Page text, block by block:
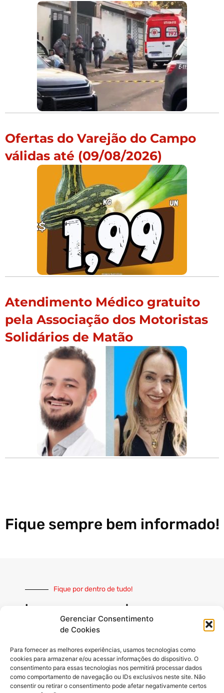
Gerenciar Consentimento
de Cookies
Para fornecer as melhores experiências, usamos tecnologias como
cookies para armazenar e/ou acessar informações do dispositivo. O
consentimento para essas tecnologias nos permitirá processar dados
como comportamento de navegação ou IDs exclusivos neste site. Não
consentir ou retirar o consentimento pode afetar negativamente certos
Ofertas do Varejão do Campo
válidas até (09/08/2026)
Atendimento Médico gratuito
pela Associação dos Motoristas
Solidários de Matão
Fique sempre bem informado!
Fique por dentro de tudo!
Inscreva-se e receba nossas
notícias sempre atualizadas
INSCREVER